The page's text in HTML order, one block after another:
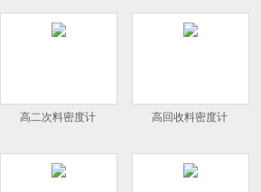
高二次料密度计 高回收料密度计